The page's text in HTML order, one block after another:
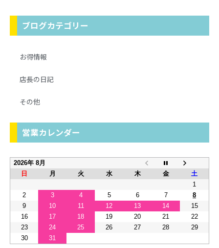
ブログカテゴリー
お得情報
店長の日記
その他
営業カレンダー
2026年 8月
日
月 火 水 木 金
土
1
2
3 4 5 6 7
8
9
10 11 12 13 14
15
16
17 18 19 20 21
22
23
24 25 26 27 28
29
30
31